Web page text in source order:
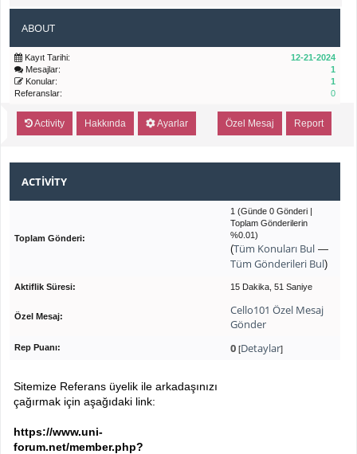
ABOUT
Kayıt Tarihi:
12-21-2024
Mesajlar:
1
Konular:
1
Referanslar:
0
Activity Hakkında Ayarlar Report
Özel Mesaj
ACTIVITY
Toplam Gönderi:
1 (Günde 0 Gönderi |
Toplam Gönderilerin
%0.01)
(Tüm Konuları Bul —
Tüm Gönderileri Bul)
Aktiflik Süresi: 15 Dakika, 51 Saniye
Özel Mesaj:
Cello101 Özel Mesaj
Gönder
Rep Puanı: 0 [Detaylar]
Sitemize Referans üyelik ile arkadaşınızı
çağırmak için aşağıdaki link:
https://www.uni-
forum.net/member.php?